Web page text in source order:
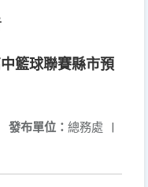
籃球聯賽縣市預
發布單位： 總務處 |